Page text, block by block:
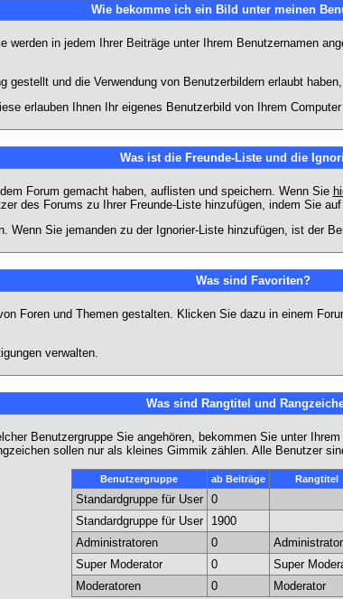
Wie bekomme ich ein Bild unter meinen
werden in jedem Ihrer Beiträge unter Ihrem Benutzernamen
gestellt und die Verwendung von Benutzerbildern erlaubt
erlauben Ihnen Ihr eigenes Benutzerbild von Ihrem
Was ist die Freunde-Liste und die
Forum gemacht haben, auflisten und speichern. Wenn Sie
des Forums zu Ihrer Freunde-Liste hinzufügen, indem Sie
Wenn Sie jemanden zu der Ignorier-Liste hinzufügen, ist der
Was sind Favoriten?
Foren und Themen gestalten. Klicken Sie dazu in einem
verwalten.
Was sind Rangtitel und
Benutzergruppe Sie angehören, bekommen Sie unter
sollen nur als kleines Gimmik zählen. Alle Benutzer
Benutzergruppe ab Beiträge Rangtitel
Standardgruppe für User
0
Standardgruppe für User
1900
Administratoren
0
Administrator
Super Moderator
0
Super
Moderatoren
0 Moderator